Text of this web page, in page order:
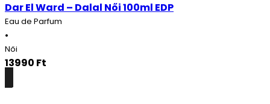
Dar El Ward – Dalal Női 100ml EDP
Eau de Parfum
•
Női
13990 Ft
Részletek